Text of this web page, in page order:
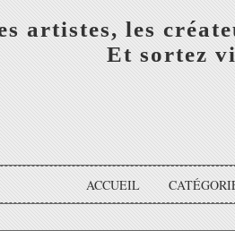
artistes, les
Et sortez
ACCUEIL